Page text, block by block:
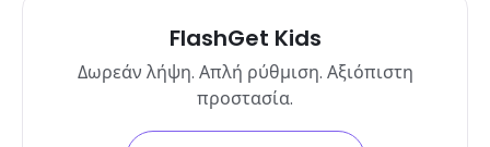
FlashGet Kids
Δωρεάν λήψη. Απλή ρύθμιση. Αξιόπιστη
προστασία.